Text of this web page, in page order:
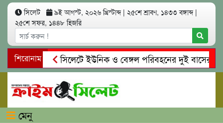
সিলেট ৯ই আগস্ট, ২০২৬ খ্রিস্টাব্দ | ২৫শে শ্রাবণ, ১৪৩৩ বঙ্গাব্দ |
২৫শে সফর, ১৪৪৮ হিজরি
শিরোনাম
সিলেটে ইউনিক ও বেঙ্গল পরিবহনের দুই বাসের
গোয়াইনঘাটে প্রেমের ফাঁদে তরুণী পাচার: মাদকাসক্ত
মেনু